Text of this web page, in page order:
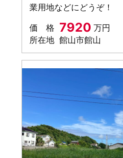
業用地などにどうぞ！
価 格 7920 万円
所在地 館山市館山